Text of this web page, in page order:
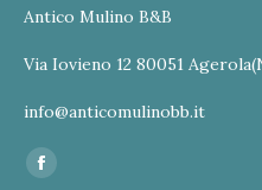
Antico Mulino B&B
Via Iovieno 12 80051
info@anticomulinobb.it
Ci puoi trovare su:
Facebook